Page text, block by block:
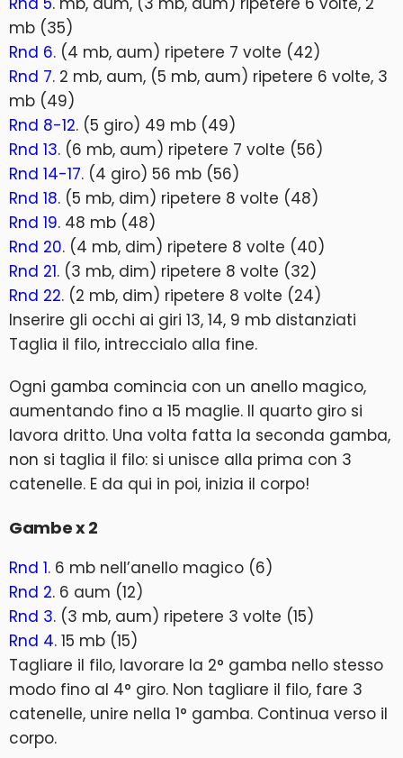
mb (35)
Rnd 6. (4 mb, aum) ripetere 7 volte (42)
Rnd 7. 2 mb, aum, (5 mb, aum) ripetere 6 volte, 3
mb (49)
Rnd 8-12. (5 giro) 49 mb (49)
Rnd 13. (6 mb, aum) ripetere 7 volte (56)
Rnd 14-17. (4 giro) 56 mb (56)
Rnd 18. (5 mb, dim) ripetere 8 volte (48)
Rnd 19. 48 mb (48)
Rnd 20. (4 mb, dim) ripetere 8 volte (40)
Rnd 21. (3 mb, dim) ripetere 8 volte (32)
Rnd 22. (2 mb, dim) ripetere 8 volte (24)
Inserire gli occhi ai giri 13, 14, 9 mb distanziati
Taglia il filo, intreccialo alla fine.
Ogni gamba comincia con un anello magico,
aumentando fino a 15 maglie. Il quarto giro si
lavora dritto. Una volta fatta la seconda gamba,
non si taglia il filo: si unisce alla prima con 3
catenelle. E da qui in poi, inizia il corpo!
Gambe x 2
Rnd 1. 6 mb nell’anello magico (6)
Rnd 2. 6 aum (12)
Rnd 3. (3 mb, aum) ripetere 3 volte (15)
Rnd 4. 15 mb (15)
Tagliare il filo, lavorare la 2° gamba nello stesso
modo fino al 4° giro. Non tagliare il filo, fare 3
catenelle, unire nella 1° gamba. Continua verso il
corpo.